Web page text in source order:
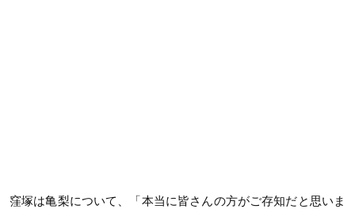
窪塚は亀梨について、「本当に皆さんの方がご存知だと思いま